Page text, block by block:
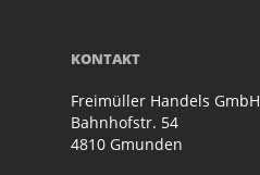
KONTAKT
Freimüller Handels GmbH
Bahnhofstr. 54
4810 Gmunden